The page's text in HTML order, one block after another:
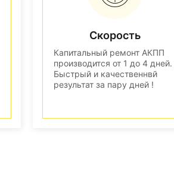
Скорость
Капитальный ремонт АКПП
производится от 1 до 4 дней.
Быстрый и качественнвй
результат за пару дней !